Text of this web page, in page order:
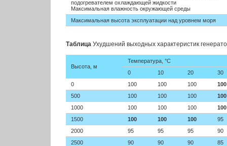
подогревателем охлаждающей жидкости
Максимальная влажность окружающей среды
Максимальная высота эксплуатации над уровнем моря
Таблица Ухудшений выходных характеристик
Высота, м
Температура, °C
0
10 20
30
0
100 100 100
100
500
100 100 100
100
1000
100 100 100
100
1500
100 100 100
95
2000
95 95 95
90
2500
90 90 90
85